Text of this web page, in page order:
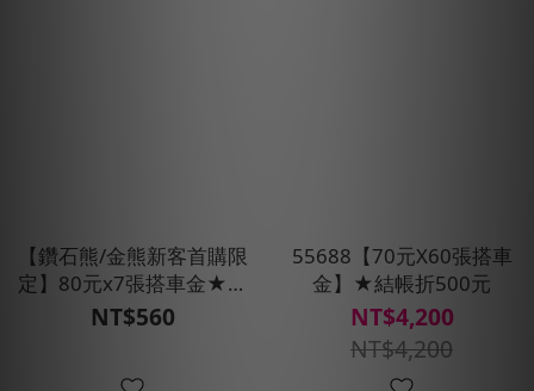
【鑽石熊/金熊新客首購限
定】80元x7張搭車金★現
折100元
NT$560
55688【70元X60張搭車
金】★結帳折500元
NT$4,200
NT$4,200